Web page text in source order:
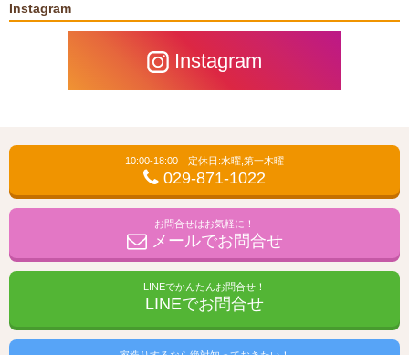
Instagram
Instagram
10:00-18:00 定休日:水曜,第一木曜
029-871-1022
お問合せはお気軽に！
メールでお問合せ
LINEでかんたんお問合せ！
LINEでお問合せ